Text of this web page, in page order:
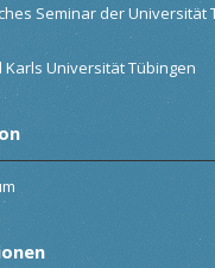
Seminar der Universität
Karls Universität Tübingen